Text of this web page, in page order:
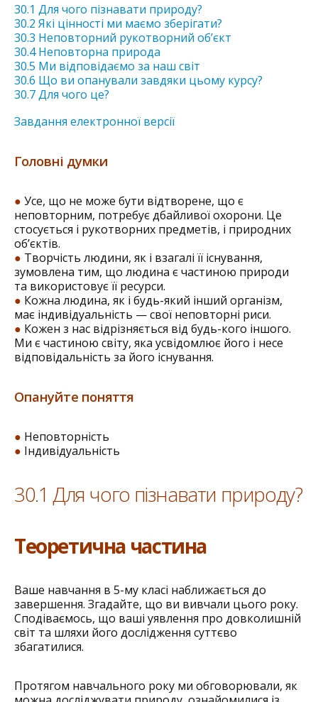
30.1 Для чого пізнавати природу?
30.2 Які цінності ми маємо зберігати?
30.3 Неповторний рукотворний об’єкт
30.4 Неповторна природа
30.5 Ми відповідаємо за наш світ
30.6 Що ви опанували завдяки цьому курсу?
30.7 Для чого це?
Завдання електронної версії
Головні думки
● Усе, що не може бути відтворене, що є
неповторним, потребує дбайливої охорони. Це
стосується і рукотворних предметів, і природних
об’єктів.
● Творчість людини, як і взагалі її існування,
зумовлена тим, що людина є частиною природи
та використовує її ресурси.
● Кожна людина, як і будь-який інший організм,
має індивідуальність — свої неповторні риси.
● Кожен з нас відрізняється від будь-кого іншого.
Ми є частиною світу, яка усвідомлює його і несе
відповідальність за його існування.
Опануйте поняття
● Неповторність
● Індивідуальність
30.1 Для чого пізнавати природу?
Теоретична частина
Ваше навчання в 5-му класі наближається до
завершення. Згадайте, що ви вивчали цього року.
Сподіваємось, що ваші уявлення про довколишній
світ та шляхи його дослідження суттєво
збагатилися.
Протягом навчального року ми обговорювали, як